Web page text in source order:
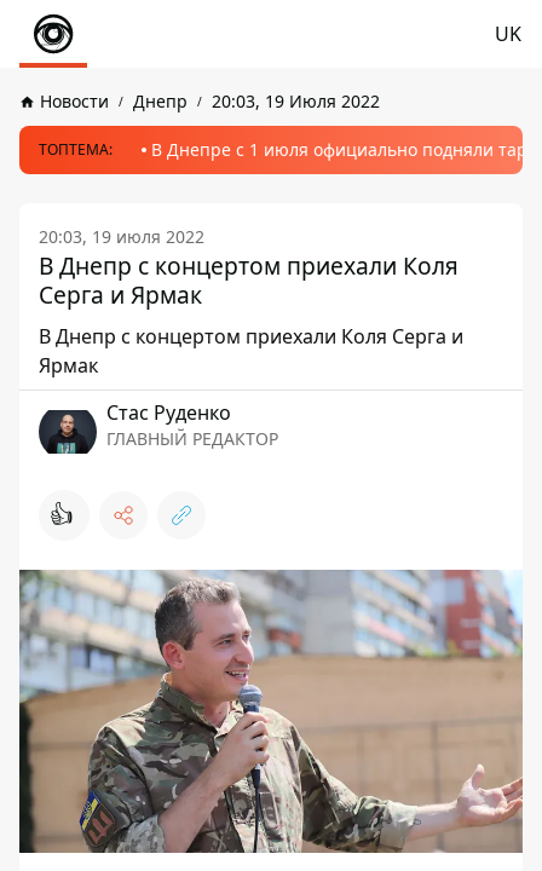
UK
Новости Днепр 20:03, 19 Июля 2022
ТОПТЕМА: В Днепре с 1 июля официально подняли
20:03, 19 июля 2022
В Днепр с концертом приехали Коля
Серга и Ярмак
В Днепр с концертом приехали Коля Серга и
Ярмак
Стаc Руденко
ГЛАВНЫЙ РЕДАКТОР
👍